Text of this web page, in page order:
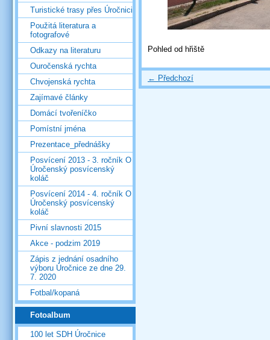
Pohled od hřiště
← Předchozí
Turistické trasy přes Úročnici
Použitá literatura a
fotografové
Odkazy na literaturu
Ouročenská rychta
Chvojenská rychta
Zajímavé články
Domácí tvořeníčko
Pomístní jména
Prezentace_přednášky
Posvícení 2013 - 3. ročník O
Úročenský posvícenský
koláč
Posvícení 2014 - 4. ročník O
Úročenský posvícenský
koláč
Pivní slavnosti 2015
Akce - podzim 2019
Zápis z jednání osadního
výboru Úročnice ze dne 29.
7. 2020
Fotbal/kopaná
Fotoalbum
100 let SDH Úročnice